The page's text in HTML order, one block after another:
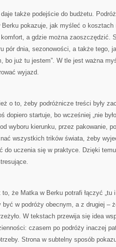
także podejście do budżetu.
Berku pokazuje, jak myśleć o kosztach
a gdzie można zaoszczędzić.
pór dnia, sezonowości, a także tego,
bo już tu jestem”. W tle jest ważna
wyjazd.
o to, żeby podróżnicze treści były
dopiero startuje, bo wcześniej „nie
wyboru kierunku, przez pakowanie,
wszystkich trików świata, żeby
do uczenia się w praktyce. Dzięki
że Matka w Berku potrafi łączyć „tu i
w podróży obecnym, a z drugiej –
W tekstach przewija się idea
czasem po podróży inaczej
Strona w subtelny sposób